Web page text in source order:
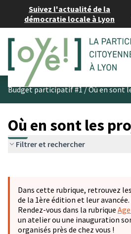
Suivez l'actualité de la
démocratie locale à Lyon
Budget participatif #1/Où en sont
Où en sont les
Filtrer et rechercher
−
Dans cette rubrique, retrouvez
de la 1ère édition et leur
Rendez-vous dans la rubrique
un atelier ou une inauguration
organisés près de chez vous !